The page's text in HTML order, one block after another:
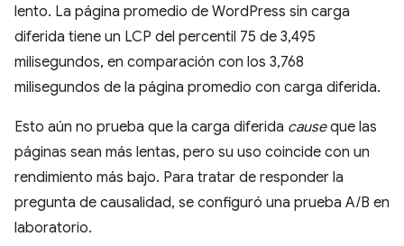
lento. La página promedio de WordPress sin carga
diferida tiene un LCP del percentil 75 de 3,495
milisegundos, en comparación con los 3,768
milisegundos de la página promedio con carga diferida.
Esto aún no prueba que la carga diferida causeque las
páginas sean más lentas, pero su uso coincide con un
rendimiento más bajo. Para tratar de responder la
pregunta de causalidad, se configuró una prueba A/B en
laboratorio.